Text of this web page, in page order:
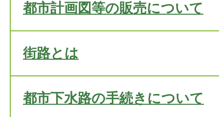
都市計画図等の販売について
街路とは
都市下水路の手続きについて